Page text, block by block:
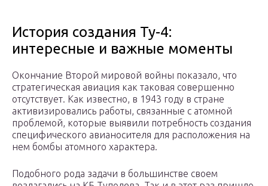
История создания Ту-4:
интересные и важные моменты
Окончание Второй мировой войны показало, что
стратегическая авиация как таковая совершенно
отсутствует. Как известно, в 1943 году в стране
активизировались работы, связанные с атомной
проблемой, которые выявили потребность создания
специфического авианосителя для расположения на
нем бомбы атомного характера.
Подобного рода задачи в большинстве своем